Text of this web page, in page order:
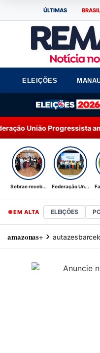
ÚLTIMAS BRASIL
ELEIÇÕES
amplia atuação e
Sebrae receb... Federação Un...
EM ALTA ELEIÇÕES
amazonas+ autazes